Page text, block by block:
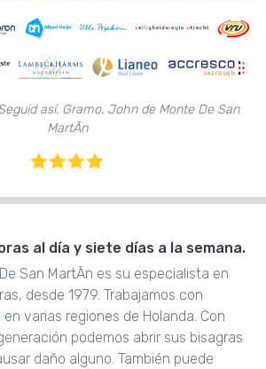
así. Gramo. John de Monte De San
MartÃn
al día y siete días a la semana.
San MartÃn es su especialista en
desde 1979. Trabajamos con
varias regiones de Holanda. Con
podemos abrir sus bisagras
daño alguno. También puede